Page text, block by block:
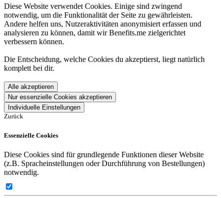
Diese Website verwendet Cookies. Einige sind zwingend
notwendig, um die Funktionalität der Seite zu gewährleisten.
Andere helfen uns, Nutzeraktivitäten anonymisiert erfassen und
analysieren zu können, damit wir Benefits.me zielgerichtet
verbessern können.
Die Entscheidung, welche Cookies du akzeptierst, liegt natürlich
komplett bei dir.
Alle akzeptieren
Nur essenzielle Cookies akzeptieren
Individuelle Einstellungen
Zurück
Essenzielle Cookies
Diese Cookies sind für grundlegende Funktionen dieser Website
(z.B. Spracheinstellungen oder Durchführung von Bestellungen)
notwendig.